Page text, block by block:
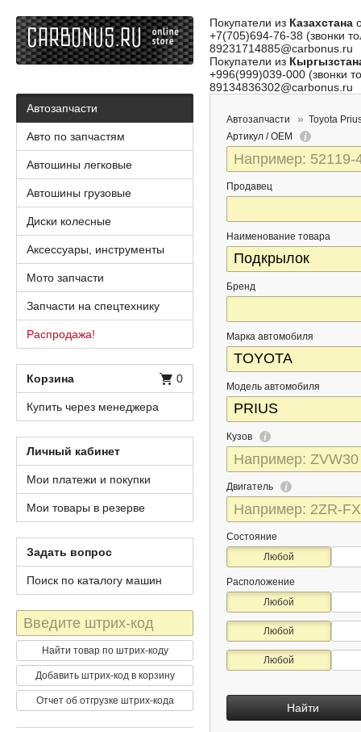
Покупатели из Казахстана
+7(705)694-76-38 (звонки
89231714885@carbonus.ru
Покупатели из
+996(999)039-000 (звонки
89134836302@carbonus.ru
Автозапчасти
Toyota
Артикул / OEM
Продавец
Наименование товара
Бренд
Марка автомобиля
Модель автомобиля
Кузов
Двигатель
Состояние
Любой
Расположение
Любой
Любой
Любой
Найти
Автозапчасти
Авто по запчастям
Автошины легковые
Автошины грузовые
Диски колесные
Аксессуары, инструменты
Мото запчасти
Запчасти на спецтехнику
Распродажа!
Корзина 0
Купить через менеджера
Личный кабинет
Мои платежи и покупки
Мои товары в резерве
Задать вопрос
Поиск по каталогу машин
Штрих-
код
Найти товар по штрих-коду
Добавить штрих-код в корзину
Отчет об отгрузке штрих-кода